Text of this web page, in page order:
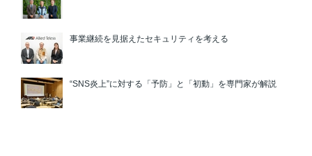
事業継続を見据えたセキュリティを考える
“SNS炎上”に対する「予防」と「初動」を専門家が解説